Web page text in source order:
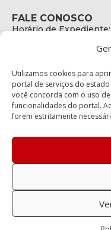
Utilizamos cookies para
portal de serviços do estado
você concorda com o uso
funcionalidades do portal.
forem estritamente
FALE CONOSCO
Horário de Expediente:
E-mail:
ENDEREÇO
Endereço:
Bairro:
Coqueiros,
88.080-160
Política de
Copyright © 2023 Todos